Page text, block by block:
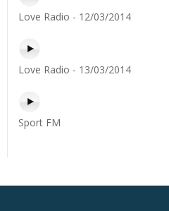
Love Radio - 12/03/2014
Love Radio - 13/03/2014
Sport FM